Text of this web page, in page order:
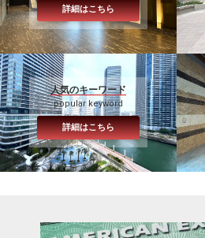
詳細はこちら
人気のキーワード
popular keyword
詳細はこちら